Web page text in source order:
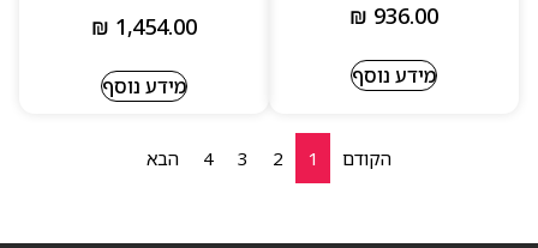
₪ 936.00
מידע נוסף
₪ 1,454.00
מידע נוסף
הקודם 1
2
3
4 הבא